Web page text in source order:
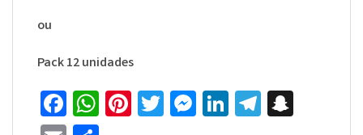
ou
Pack 12 unidades
Facebook
WhatsApp
Pinterest
Twitter
Messenger
LinkedIn